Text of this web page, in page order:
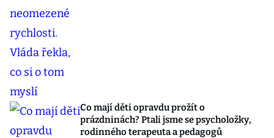
Co mají děti opravdu prožít o
prázdninách? Ptali jsme se psycholožky,
rodinného terapeuta a pedagogů